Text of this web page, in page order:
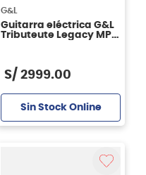
G&L
Guitarra eléctrica G&L
Tributeute Legacy MP
S/ 2999.00
Sin Stock Online